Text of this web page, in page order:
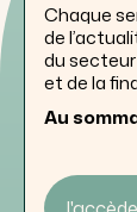
Chaque
de
du secteur
et de la
Au